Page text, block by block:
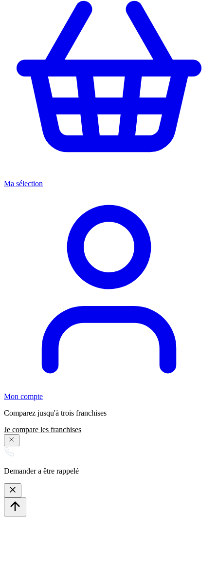
Ma sélection
Mon compte
Comparez jusqu'à trois franchises
Je compare les franchises
Demander a être rappelé